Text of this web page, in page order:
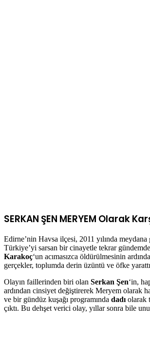
SERKAN ŞEN MERYEM Olarak
Edirne’nin Havsa ilçesi, 2011 yılında
Türkiye’yi sarsan bir cinayetle tekrar
Karakoç‘un acımasızca öldürülmesinin
gerçekler, toplumda derin üzüntü ve öfke
Olayın faillerinden biri olan Serkan Şen‘in,
ardından cinsiyet değiştirerek Meryem olarak
ve bir gündüz kuşağı programında dadı olarak
çıktı. Bu dehşet verici olay, yıllar sonra bile